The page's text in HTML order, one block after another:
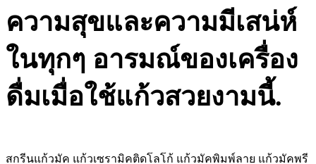
ความสุขและความมีเสน่ห์
ในทุกๆ อารมณ์ของเครื่อง
ดื่มเมื่อใช้แก้วสวยงามนี้.
สกรีนแก้วมัค แก้วเซรามิคติดโลโก้ แก้วมัคพิมพ์ลาย แก้วมัคพรี